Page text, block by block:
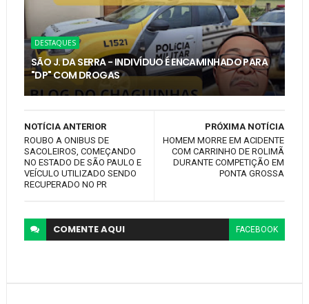
DESTAQUES
SÃO J. DA SERRA - INDIVÍDUO É ENCAMINHADO PARA
"DP" COM DROGAS
PRÓXIMA NOTÍCIA
HOMEM MORRE EM ACIDENTE
COM CARRINHO DE ROLIMÃ
DURANTE COMPETIÇÃO EM
PONTA GROSSA
NOTÍCIA ANTERIOR
ROUBO A ONIBUS DE
SACOLEIROS, COMEÇANDO
NO ESTADO DE SÃO PAULO E
VEÍCULO UTILIZADO SENDO
RECUPERADO NO PR
COMENTEAQUI FACEBOOK